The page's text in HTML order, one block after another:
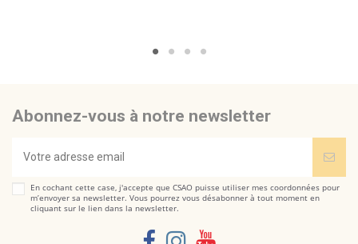
Abonnez-vous à notre newsletter
En cochant cette case, j'accepte que CSAO puisse utiliser mes coordonnées pour
m’envoyer sa newsletter. Vous pourrez vous désabonner à tout moment en
cliquant sur le lien dans la newsletter.